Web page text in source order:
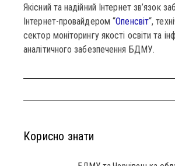
Якісний та надійний Інтернет зв’язок
Інтернет-провайдером “Опенсвіт“,
сектор моніторингу якості освіти та
аналітичного забезпечення БДМУ.
Корисно знати